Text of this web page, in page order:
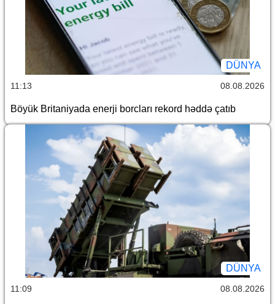
DÜNYA
11:13 08.08.2026
Böyük Britaniyada enerji borcları rekord həddə çatıb
DÜNYA
11:09 08.08.2026